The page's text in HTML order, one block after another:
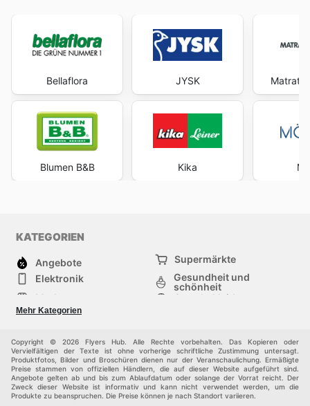
Bellaflora
Blumen B&B
JYSK
Kika
KATEGORIEN
Angebote
Supermärkte
Elektronik
Gesundheit und
schönheit
Mode
Sportbekleidung
Baumarkt
Mehr Kategorien
Copyright © 2026 Flyers Hub. Alle Rechte vorbehalten. Das Kopieren oder
Vervielfältigen der Texte ist ohne vorherige schriftliche Zustimmung untersagt.
Produktfotos, Bilder und Broschüren dienen nur der Veranschaulichung. Ermäßigte
Preise stammen von offiziellen Händlern, die auf dieser Website aufgeführt sind.
Angebote gelten ab und bis zum Ablaufdatum oder solange der Vorrat reicht. Der
Zweck dieser Website ist informativ und kann nicht verwendet werden, um die
Produkte zu beanspruchen. Die Preise können je nach Standort variieren.